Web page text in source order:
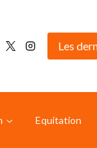
Les
Equitation